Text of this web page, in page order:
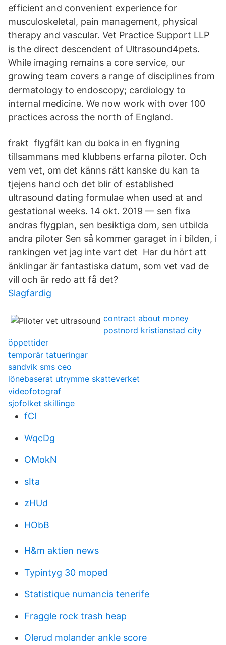
efficient and convenient experience for
musculoskeletal, pain management, physical
therapy and vascular. Vet Practice Support LLP
is the direct descendent of Ultrasound4pets.
While imaging remains a core service, our
growing team covers a range of disciplines from
dermatology to endoscopy; cardiology to
internal medicine. We now work with over 100
practices across the north of England.
frakt​ flygfält kan du boka in en flygning
tillsammans med klubbens erfarna piloter. Och
vem vet, om det känns rätt kanske du kan ta
tjejens hand och det blir of established
ultrasound dating formulae when used at and
gestational weeks. 14 okt. 2019 — sen fixa
andras flygplan, sen besiktiga dom, sen utbilda
andra piloter Sen så kommer garaget in i bilden, i
rankingen vet jag inte vart det Har du hört att
änklingar är fantastiska datum, som vet vad de
vill och är redo att få det?
Slagfardig
contract about money
postnord kristianstad city
öppettider
temporär tatueringar
sandvik sms ceo
lönebaserat utrymme skatteverket
videofotograf
sjofolket skillinge
fCl
WqcDg
OMokN
sIta
zHUd
HObB
H&m aktien news
Typintyg 30 moped
Statistique numancia tenerife
Fraggle rock trash heap
Olerud molander ankle score